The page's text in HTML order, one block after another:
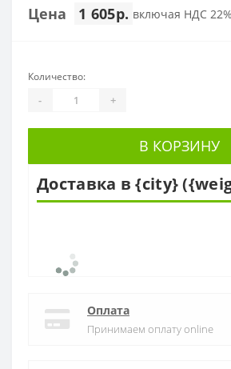
Цена 1 605р. включая НДС 22%
Количество:
- +
В КОРЗИНУ
Доставка в {city}
Оплата
Принимаем оплату online